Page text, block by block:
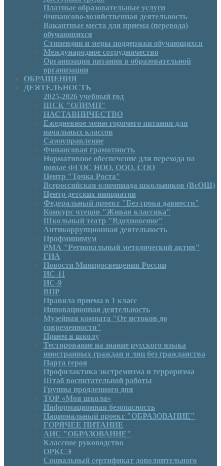
Платные образовательные услуги
Финансово-хозяйственная деятельность
Вакантные места для приема (перевода)
обучающихся
Стипендии и меры поддержки обучающихся
Международное сотрудничество
Организация питания в образовательной
организации
ОБРАЩЕНИЯ
ДЕЯТЕЛЬНОСТЬ
2025-2026 учебный год
ШСК "ОЛИМП"
НАСТАВНИЧЕСТВО
Ежедневное меню горячего питания для
начальных классов
Самоуправление
Финансовая грамотность
Нормативное обеспечение для перехода на
новые ФГОС НОО, ООО, СОО
Центр "Точка Роста"
Всероссийская олимпиада школьников (ВсОШ)
Центр детских инициатив
Федеральный проект "Без срока давности"
Конкурс чтецов "Живая классика"
Школьный театр "Вдохновение"
Антикоррупционная деятельность
Профминимум
РМА "Региональный методический актив"
ГИА
Новости Минпросвещения России
ИС-11
ИС-9
ВПР
Правила приема в 1 класс
Инновационная деятельность
Музейная комната "От истоков до
современности"
Прием в школу
Тестирование на знание русского языка
иностранных граждан и лиц без гражданства
Парта героя
Профилактика экстремизма и терроризма
Штаб воспитательной работы
Группы продленного дня
ТОР «Моя школа»
Информационная безопасность
Национальный проект "ОБРАЗОВАНИЕ"
ГОРЯЧЕЕ ПИТАНИЕ
АИС "ОБРАЗОВАНИЕ"
Классное руководство
ОРКСЭ
Социальный сертификат дополнительного